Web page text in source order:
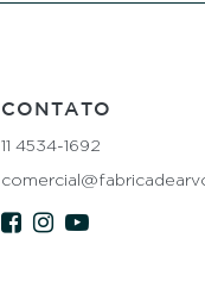
CONTATO
11 4534-1692